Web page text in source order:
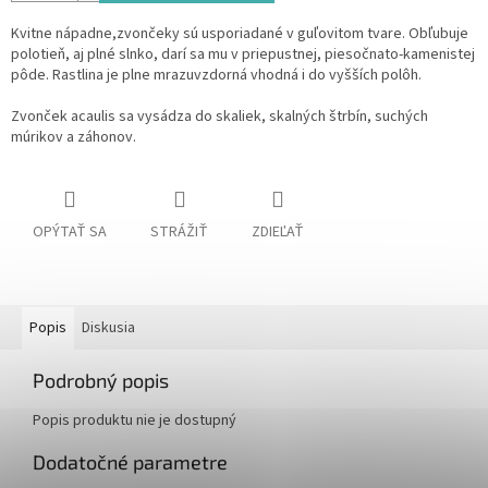
Kvitne nápadne,zvončeky sú usporiadané v guľovitom tvare. Obľubuje
polotieň, aj plné slnko, darí sa mu v priepustnej, piesočnato-kamenistej
pôde. Rastlina je plne mrazuvzdorná vhodná i do vyšších polôh.
Zvonček acaulis sa vysádza do skaliek, skalných štrbín, suchých
múrikov a záhonov.
OPÝTAŤ SA STRÁŽIŤ ZDIEĽAŤ
Popis Diskusia
Podrobný popis
Popis produktu nie je dostupný
Dodatočné parametre